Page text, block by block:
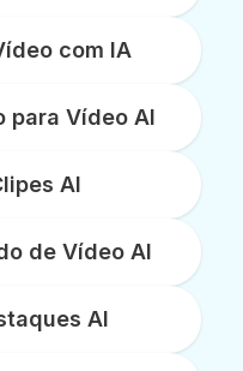
com IA
para Vídeo AI
AI
de Vídeo AI
AI